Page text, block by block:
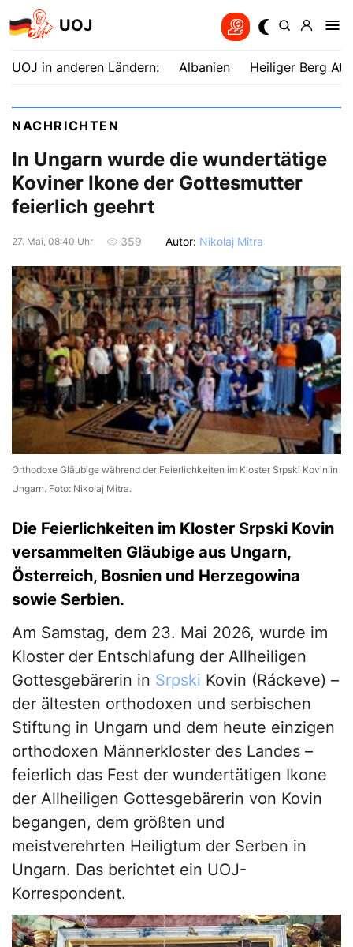
UOJ
UOJ in anderen Ländern: Albanien Heiliger Berg
NACHRICHTEN
In Ungarn wurde die wundertätige
Koviner Ikone der Gottesmutter
feierlich geehrt
27. Mai, 08:40 Uhr 359 Autor: Nikolaj Mitra
Orthodoxe Gläubige während der Feierlichkeiten im Kloster Srpski Kovin in
Ungarn. Foto: Nikolaj Mitra.
Die Feierlichkeiten im Kloster Srpski Kovin
versammelten Gläubige aus Ungarn,
Österreich, Bosnien und Herzegowina
sowie Serbien.
Am Samstag, dem 23. Mai 2026, wurde im
Kloster der Entschlafung der Allheiligen
Gottesgebärerin in Srpski Kovin (Ráckeve) –
der ältesten orthodoxen und serbischen
Stiftung in Ungarn und dem heute einzigen
orthodoxen Männerkloster des Landes –
feierlich das Fest der wundertätigen Ikone
der Allheiligen Gottesgebärerin von Kovin
begangen, dem größten und
meistverehrten Heiligtum der Serben in
Ungarn. Das berichtet ein UOJ-
Korrespondent.